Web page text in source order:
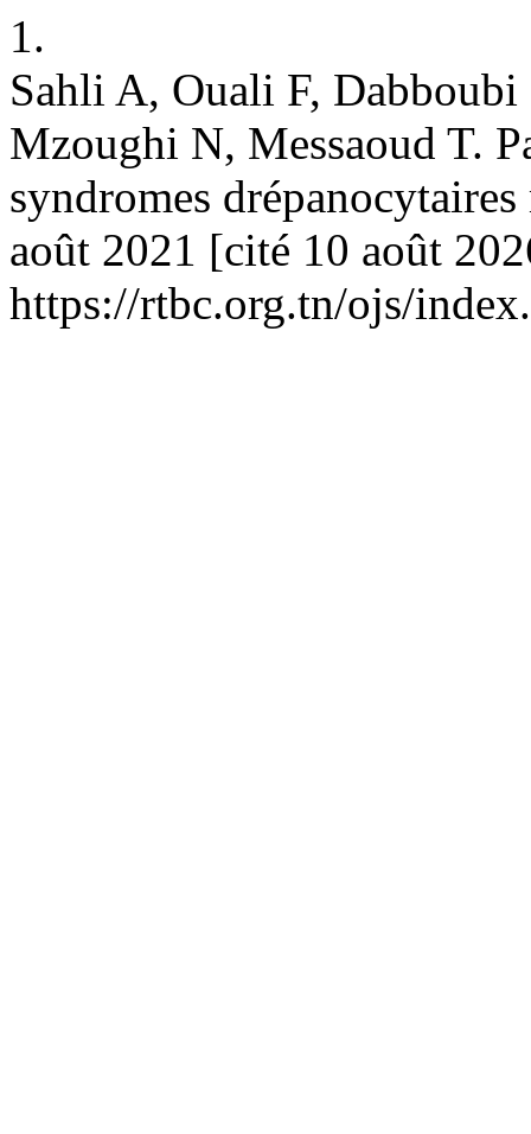
1.
Sahli A, Ouali F,
Mzoughi N, Messaoud T.
syndromes
août 2021 [cité 10 août
https://rtbc.org.tn/ojs/